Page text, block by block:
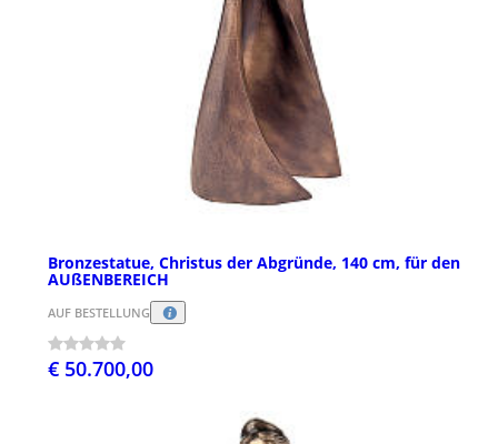
Bronzestatue, Christus der Abgründe, 140 cm, für den
AUßENBEREICH
AUF BESTELLUNG
€ 50.700,00